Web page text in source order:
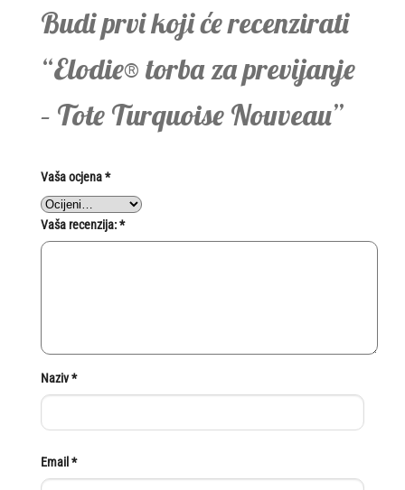
Budi prvi koji će recenzirati
“Elodie® torba za previjanje
– Tote Turquoise Nouveau”
Vaša ocjena*
Vaša recenzija:*
Naziv*
Email *